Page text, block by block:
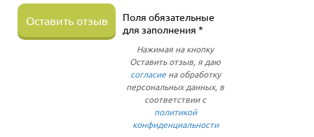
Оставить отзыв
Поля обязательные
для заполнения *
Нажимая на кнопку
Оставить отзыв, я даю
согласиена обработку
персональных данных, в
соответствии с
политикой
конфиденциальности